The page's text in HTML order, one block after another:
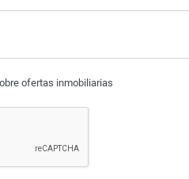
ofertas inmobiliarias